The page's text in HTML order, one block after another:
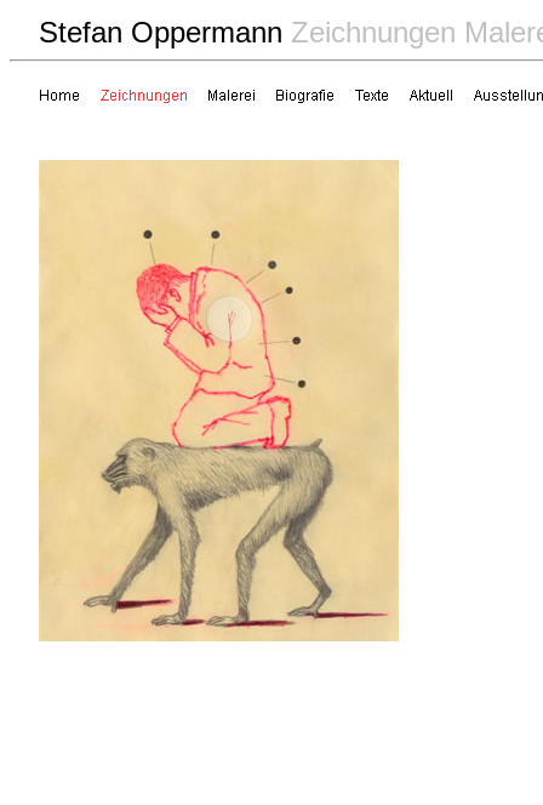
Stefan Oppermann Zeichnungen